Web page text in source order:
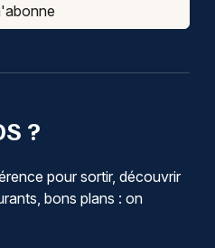
?
pour sortir, découvrir
bons plans : on